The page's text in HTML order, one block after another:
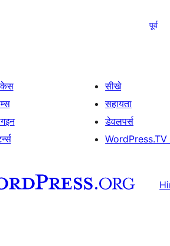
पूर्व
सीखे
सहायता
डेवलपर्स
WordPress.TV